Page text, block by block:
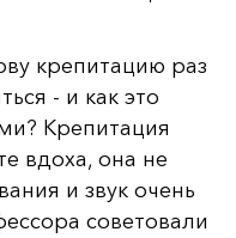
крепитацию раз
- и как это
Крепитация
вдоха, она не
и звук очень
советовали